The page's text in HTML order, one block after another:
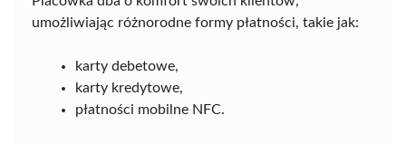
umożliwiając różnorodne formy płatności, takie jak:
karty debetowe,
karty kredytowe,
płatności mobilne NFC.